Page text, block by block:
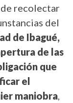
recolectar
del
de Ibagué,
de las
que
el
maniobra,